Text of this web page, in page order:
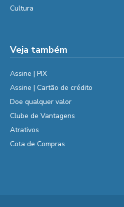
Cultura
Veja também
Assine | PIX
Assine | Cartão de crédito
Doe qualquer valor
Clube de Vantagens
Atrativos
Cota de Compras